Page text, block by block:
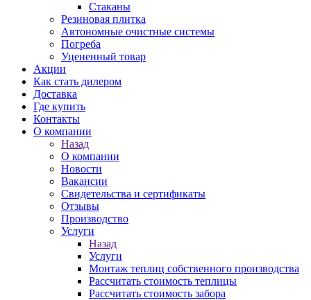
Стаканы
Резиновая плитка
Автономные очистные системы
Погреба
Уцененный товар
Акции
Как стать дилером
Доставка
Где купить
Контакты
О компании
Назад
О компании
Новости
Вакансии
Свидетельства и сертификаты
Отзывы
Производство
Услуги
Назад
Услуги
Монтаж теплиц собственного производства
Рассчитать стоимость теплицы
Рассчитать стоимость забора